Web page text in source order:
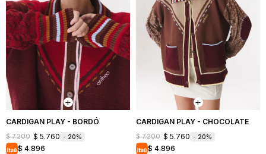
CARDIGAN PLAY - BORDÓ
$ 7.200 $ 5.760 20
$ 4.896
CARDIGAN PLAY - CHOCOLATE
$ 7.200 $ 5.760 20
$ 4.896